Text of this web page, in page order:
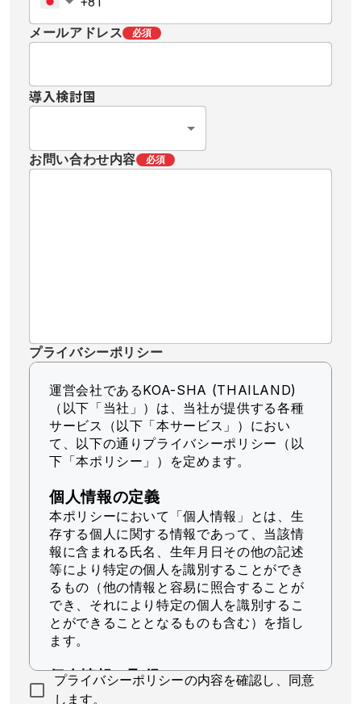
メールアドレス 必須
導入検討国
お問い合わせ内容 必須
プライバシーポリシー
運営会社であるKOA-SHA (THAILAND)
（以下「当社」） は、当社が提供する各種
サービス（以下「本サービス」）におい
て、以下の通りプライバシーポリシー（以
下「本ポリシー」）を定めます。
個人情報の定義
本ポリシーにおいて「個人情報」とは、生
存する個人に関する情報であって、当該情
報に含まれる氏名、生年月日その他の記述
等により特定の個人を識別することができ
るもの（他の情報と容易に照合することが
でき、それにより特定の個人を識別するこ
とができることとなるものも含む）を指し
ます。
個人情報の取得
当社は、適法かつ公正な手段によって個人
プライバシーポリシーの内容を確認し、同意
します。